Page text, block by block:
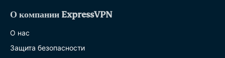
О компании ExpressVPN
О нас
Защита безопасности